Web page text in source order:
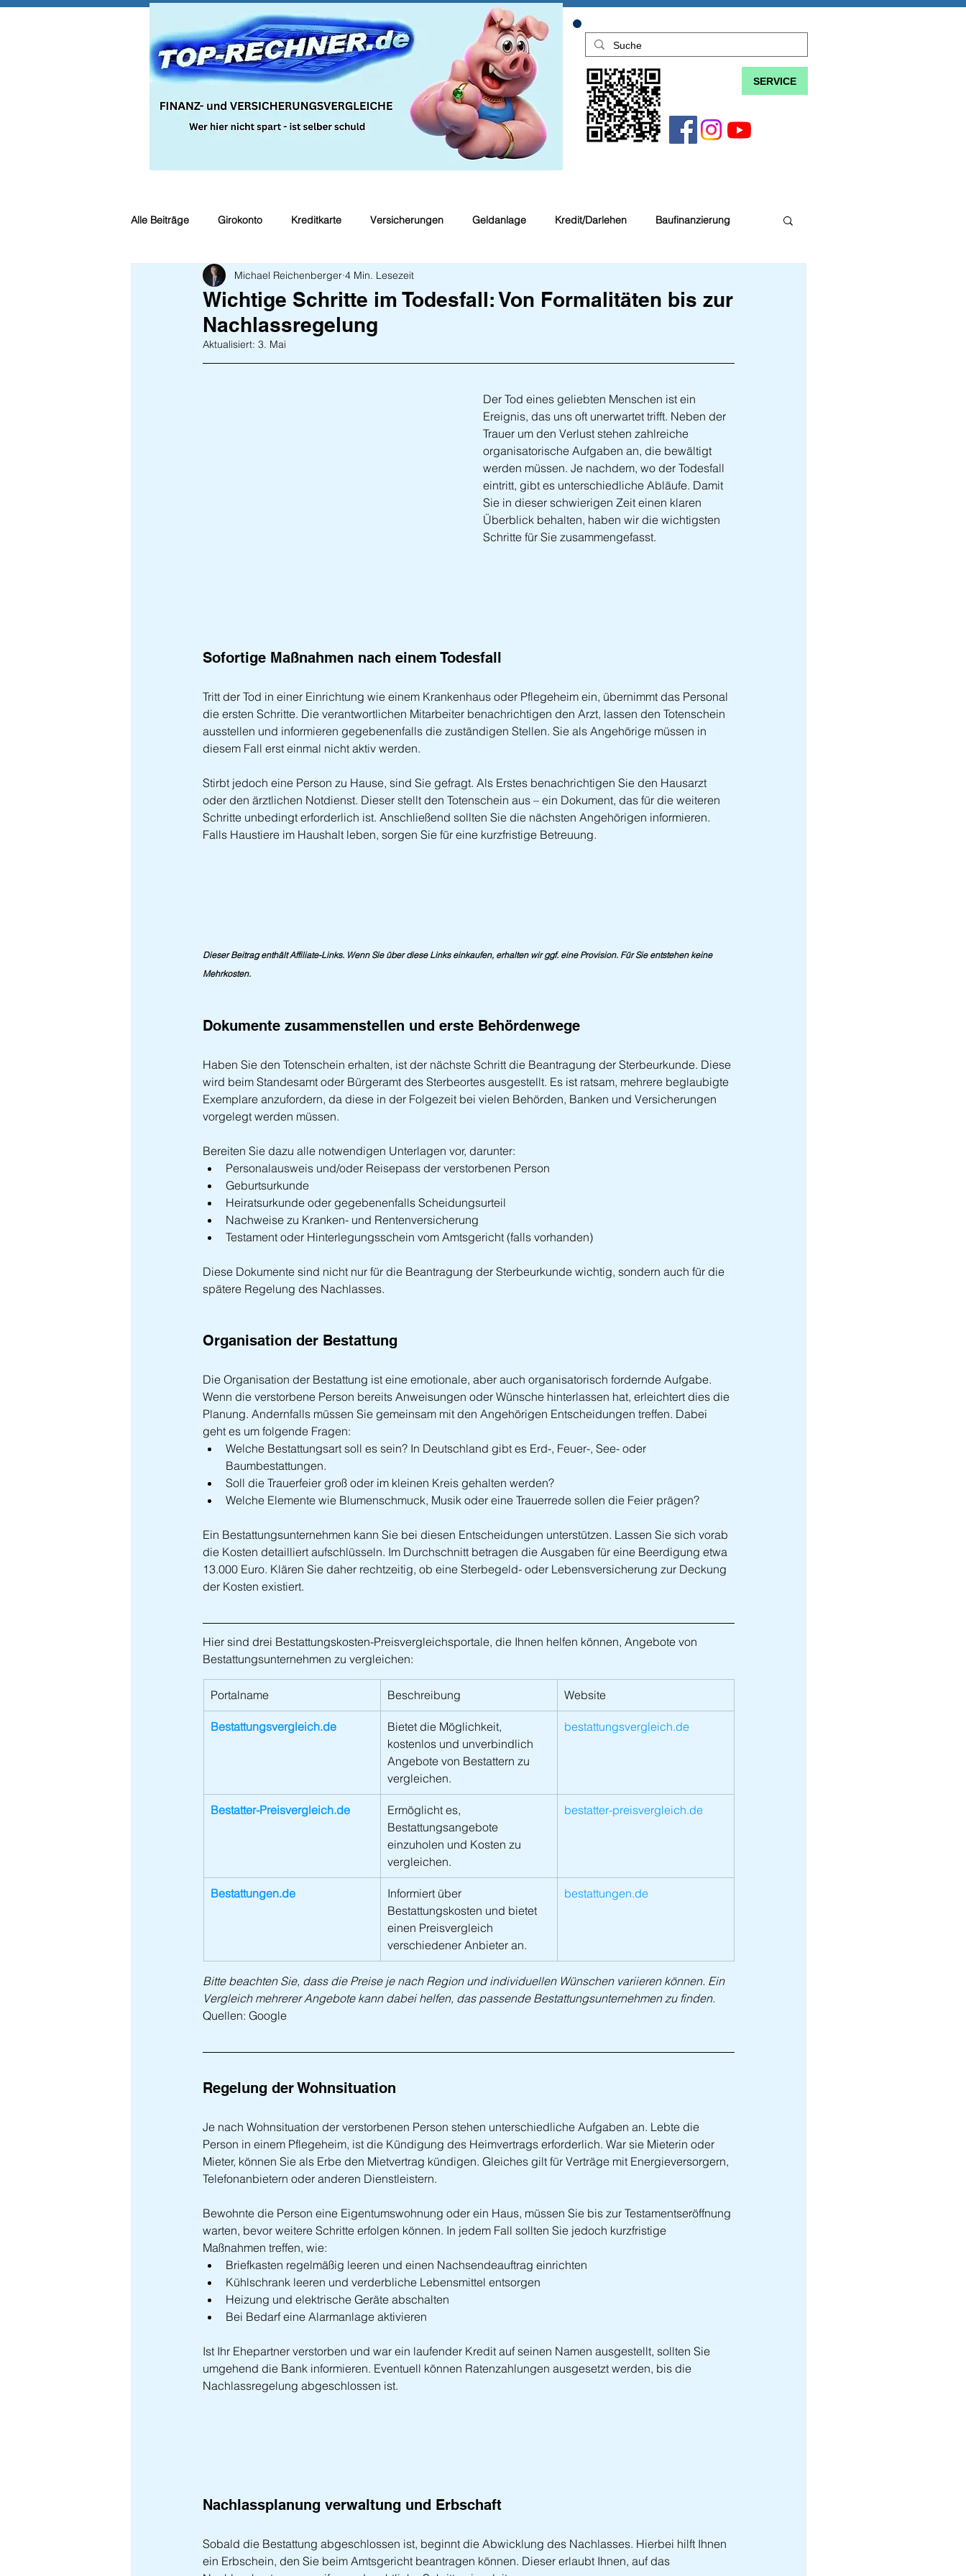
SERVICE
Alle Beiträge Girokonto Kreditkarte Versicherungen Geldanlage Kredit/Darlehen Baufinanzierung
Recht Bausparen Top Rechner Finanztipp
Wichtige Schritte im Todesfall: Von Formalitäten bis zur
Nachlassregelung
Michael Reichenberger 4 Min. Lesezeit
Aktualisiert: 3. Mai
Der Tod eines geliebten Menschen ist ein
Ereignis, das uns oft unerwartet trifft. Neben der
Trauer um den Verlust stehen zahlreiche
organisatorische Aufgaben an, die bewältigt
werden müssen. Je nachdem, wo der Todesfall
eintritt, gibt es unterschiedliche Abläufe. Damit
Sie in dieser schwierigen Zeit einen klaren
Überblick behalten, haben wir die wichtigsten
Schritte für Sie zusammengefasst.
Sofortige Maßnahmen nach einem Todesfall
Tritt der Tod in einer Einrichtung wie einem Krankenhaus oder Pflegeheim ein, übernimmt das Personal
die ersten Schritte. Die verantwortlichen Mitarbeiter benachrichtigen den Arzt, lassen den Totenschein
ausstellen und informieren gegebenenfalls die zuständigen Stellen. Sie als Angehörige müssen in
diesem Fall erst einmal nicht aktiv werden.
Stirbt jedoch eine Person zu Hause, sind Sie gefragt. Als Erstes benachrichtigen Sie den Hausarzt
oder den ärztlichen Notdienst. Dieser stellt den Totenschein aus – ein Dokument, das für die weiteren
Schritte unbedingt erforderlich ist. Anschließend sollten Sie die nächsten Angehörigen informieren.
Falls Haustiere im Haushalt leben, sorgen Sie für eine kurzfristige Betreuung.
Dieser Beitrag enthält Affiliate-Links. Wenn Sie über diese Links einkaufen, erhalten wir ggf. eine Provision. Für Sie entstehen keine
Mehrkosten.
Dokumente zusammenstellen und erste Behördenwege
Haben Sie den Totenschein erhalten, ist der nächste Schritt die Beantragung der Sterbeurkunde. Diese
wird beim Standesamt oder Bürgeramt des Sterbeortes ausgestellt. Es ist ratsam, mehrere beglaubigte
Exemplare anzufordern, da diese in der Folgezeit bei vielen Behörden, Banken und Versicherungen
vorgelegt werden müssen.
Bereiten Sie dazu alle notwendigen Unterlagen vor, darunter:
Personalausweis und/oder Reisepass der verstorbenen Person
Geburtsurkunde
Heiratsurkunde oder gegebenenfalls Scheidungsurteil
Nachweise zu Kranken- und Rentenversicherung
Testament oder Hinterlegungsschein vom Amtsgericht (falls vorhanden)
Diese Dokumente sind nicht nur für die Beantragung der Sterbeurkunde wichtig, sondern auch für die
spätere Regelung des Nachlasses.
Organisation der Bestattung
Die Organisation der Bestattung ist eine emotionale, aber auch organisatorisch fordernde Aufgabe.
Wenn die verstorbene Person bereits Anweisungen oder Wünsche hinterlassen hat, erleichtert dies die
Planung. Andernfalls müssen Sie gemeinsam mit den Angehörigen Entscheidungen treffen. Dabei
geht es um folgende Fragen:
Welche Bestattungsart soll es sein? In Deutschland gibt es Erd-, Feuer-, See- oder
Baumbestattungen.
Soll die Trauerfeier groß oder im kleinen Kreis gehalten werden?
Welche Elemente wie Blumenschmuck, Musik oder eine Trauerrede sollen die Feier prägen?
Ein Bestattungsunternehmen kann Sie bei diesen Entscheidungen unterstützen. Lassen Sie sich vorab
die Kosten detailliert aufschlüsseln. Im Durchschnitt betragen die Ausgaben für eine Beerdigung etwa
13.000 Euro. Klären Sie daher rechtzeitig, ob eine Sterbegeld- oder Lebensversicherung zur Deckung
der Kosten existiert.
Hier sind drei Bestattungskosten-Preisvergleichsportale, die Ihnen helfen können, Angebote von
Bestattungsunternehmen zu vergleichen:
Portalname Beschreibung Website
Bestattungsvergleich.de
Bietet die Möglichkeit,
kostenlos und unverbindlich
Angebote von Bestattern zu
vergleichen.
bestattungsvergleich.de
Bestatter-Preisvergleich.de
Ermöglicht es,
Bestattungsangebote
einzuholen und Kosten zu
vergleichen.
bestatter-preisvergleich.de
Bestattungen.de
Informiert über
Bestattungskosten und bietet
einen Preisvergleich
verschiedener Anbieter an.
bestattungen.de
Bitte beachten Sie, dass die Preise je nach Region und individuellen Wünschen variieren können. Ein
Vergleich mehrerer Angebote kann dabei helfen, das passende Bestattungsunternehmen zu finden.
Quellen: Google
Regelung der Wohnsituation
Je nach Wohnsituation der verstorbenen Person stehen unterschiedliche Aufgaben an. Lebte die
Person in einem Pflegeheim, ist die Kündigung des Heimvertrags erforderlich. War sie Mieterin oder
Mieter, können Sie als Erbe den Mietvertrag kündigen. Gleiches gilt für Verträge mit Energieversorgern,
Telefonanbietern oder anderen Dienstleistern.
Bewohnte die Person eine Eigentumswohnung oder ein Haus, müssen Sie bis zur Testamentseröffnung
warten, bevor weitere Schritte erfolgen können. In jedem Fall sollten Sie jedoch kurzfristige
Maßnahmen treffen, wie:
Briefkasten regelmäßig leeren und einen Nachsendeauftrag einrichten
Kühlschrank leeren und verderbliche Lebensmittel entsorgen
Heizung und elektrische Geräte abschalten
Bei Bedarf eine Alarmanlage aktivieren
Ist Ihr Ehepartner verstorben und war ein laufender Kredit auf seinen Namen ausgestellt, sollten Sie
umgehend die Bank informieren. Eventuell können Ratenzahlungen ausgesetzt werden, bis die
Nachlassregelung abgeschlossen ist.
Nachlassplanung verwaltung und Erbschaft
Sobald die Bestattung abgeschlossen ist, beginnt die Abwicklung des Nachlasses. Hierbei hilft Ihnen
ein Erbschein, den Sie beim Amtsgericht beantragen können. Dieser erlaubt Ihnen, auf das